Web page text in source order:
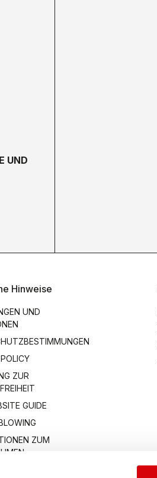
UND
Hinweise
UND
ZUR
GUIDE
ZUM